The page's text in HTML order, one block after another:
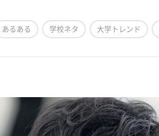
あるある 学校ネタ 大学トレンド